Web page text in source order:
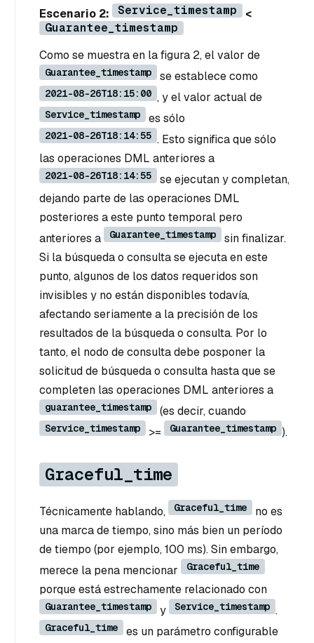
Escenario 2: Service_timestamp
<
Guarantee_timestamp
Como se muestra en la figura 2, el valor de
Guarantee_timestamp se establece como
2021-08-26T18:15:00 , y el valor actual de
Service_timestamp es sólo
2021-08-26T18:14:55 . Esto significa que sólo
las operaciones DML anteriores a
2021-08-26T18:14:55
se ejecutan y completan,
dejando parte de las operaciones DML
posteriores a este punto temporal pero
anteriores a
Guarantee_timestamp
sin finalizar.
Si la búsqueda o consulta se ejecuta en este
punto, algunos de los datos requeridos son
invisibles y no están disponibles todavía,
afectando seriamente a la precisión de los
resultados de la búsqueda o consulta. Por lo
tanto, el nodo de consulta debe posponer la
solicitud de búsqueda o consulta hasta que se
completen las operaciones DML anteriores a
guarantee_timestamp (es decir, cuando
Service_timestamp >= Guarantee_timestamp ).
Graceful_time
Técnicamente hablando, Graceful_time
no es
una marca de tiempo, sino más bien un período
de tiempo (por ejemplo, 100 ms). Sin embargo,
merece la pena mencionar
Graceful_time
porque está estrechamente relacionado con
Guarantee_timestamp y Service_timestamp .
Graceful_time
es un parámetro configurable